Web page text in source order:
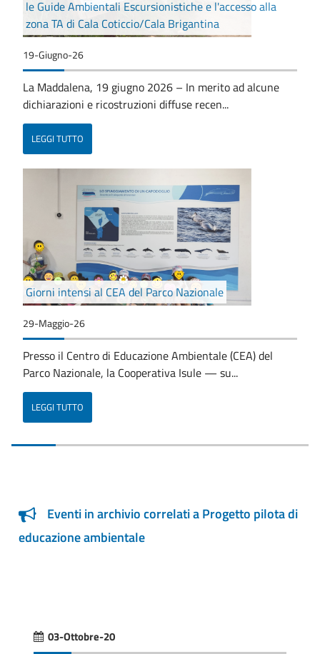
le Guide Ambientali Escursionistiche e l'accesso alla
zona TA di Cala Coticcio/Cala Brigantina
19-Giugno-26
La Maddalena, 19 giugno 2026 – In merito ad alcune
dichiarazioni e ricostruzioni diffuse recen...
LEGGI TUTTO
Giorni intensi al CEA del Parco Nazionale
29-Maggio-26
Presso il Centro di Educazione Ambientale (CEA) del
Parco Nazionale, la Cooperativa Isule — su...
LEGGI TUTTO
Eventi in archivio correlati a Progetto pilota di
educazione ambientale
03-Ottobre-20